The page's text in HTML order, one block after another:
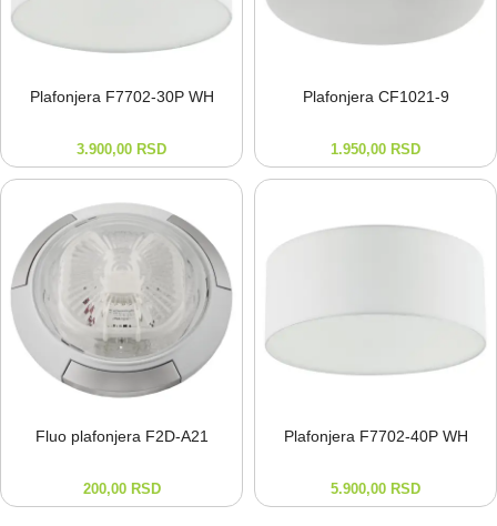
Plafonjera F7702-⁠30P WH
3.900,00 RSD
Plafonjera CF1021-⁠9
1.950,00 RSD
Fluo plafonjera F2D-⁠A21
200,00 RSD
Plafonjera F7702-⁠40P WH
5.900,00 RSD